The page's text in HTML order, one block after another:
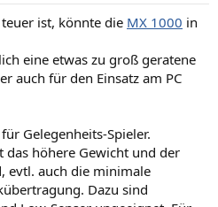
ist, könnte die MX 1000 in
eine etwas zu groß geratene
auch für den Einsatz am PC
Gelegenheits-Spieler.
höhere Gewicht und der
evtl. auch die minimale
Dazu sind